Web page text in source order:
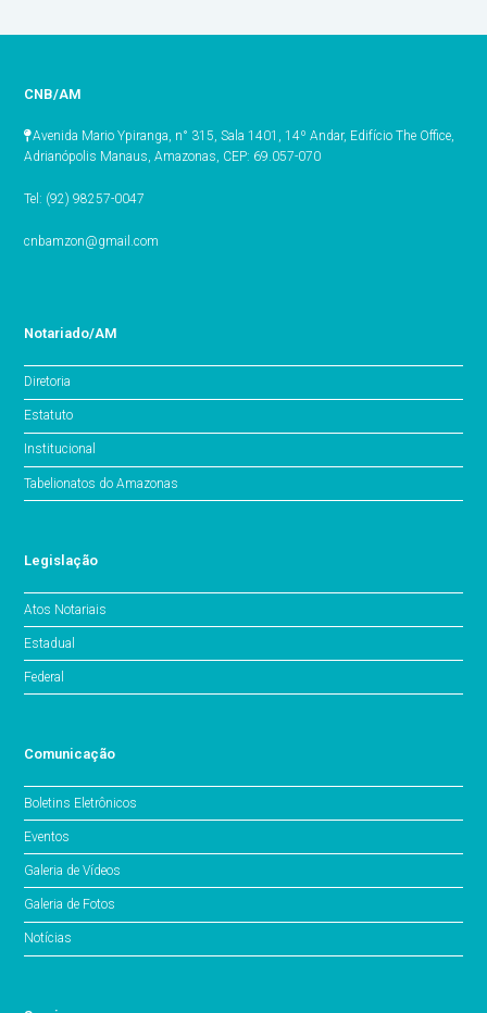
CNB/AM
Avenida Mario Ypiranga, n° 315, Sala 1401, 14º Andar, Edifício The Office,
Adrianópolis Manaus, Amazonas, CEP: 69.057-070
Tel: (92) 98257-0047
cnbamzon@gmail.com
Notariado/AM
Diretoria
Estatuto
Institucional
Tabelionatos do Amazonas
Legislação
Atos Notariais
Estadual
Federal
Comunicação
Boletins Eletrônicos
Eventos
Galeria de Vídeos
Galeria de Fotos
Notícias